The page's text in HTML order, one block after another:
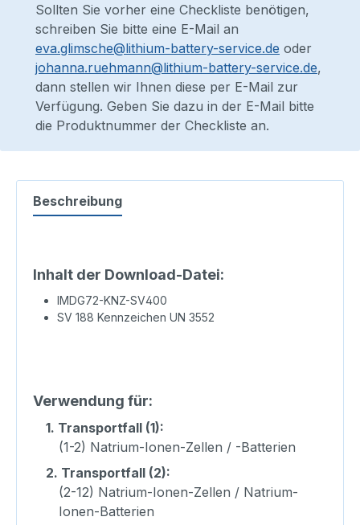
Sollten Sie vorher eine Checkliste benötigen,
schreiben Sie bitte eine E-Mail an
eva.glimsche@lithium-battery-service.de oder
johanna.ruehmann@lithium-battery-service.de,
dann stellen wir Ihnen diese per E-Mail zur
Verfügung. Geben Sie dazu in der E-Mail bitte
die Produktnummer der Checkliste an.
Beschreibung
Inhalt der Download-Datei:
IMDG72-KNZ-SV400
SV 188 Kennzeichen UN 3552
Verwendung für:
1. Transportfall (1):
(1-2) Natrium-Ionen-Zellen / -Batterien
2. Transportfall (2):
(2-12) Natrium-Ionen-Zellen / Natrium-
Ionen-Batterien